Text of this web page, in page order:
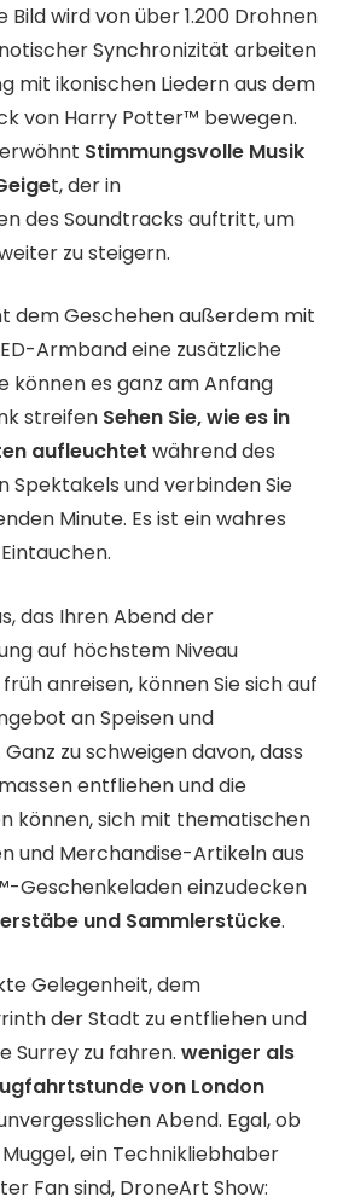
wird von über 1.200 Drohnen
Synchronizität arbeiten
mit ikonischen Liedern aus dem
von Harry Potter™ bewegen.
Stimmungsvolle Musik
t, der in
des Soundtracks auftritt, um
zu steigern.
dem Geschehen außerdem mit
Armband eine zusätzliche
können es ganz am Anfang
streifen Sehen Sie, wie es in
aufleuchtet während des
Spektakels und verbinden Sie
Minute. Es ist ein wahres
das Ihren Abend der
auf höchstem Niveau
anreisen, können Sie sich auf
an Speisen und
zu schweigen davon, dass
entfliehen und die
können, sich mit thematischen
und Merchandise-Artikeln aus
Geschenkeladen einzudecken
und Sammlerstücke.
Gelegenheit, dem
der Stadt zu entfliehen und
Surrey zu fahren. weniger als
von London
Abend. Egal, ob
ein Technikliebhaber
Fan sind, DroneArt Show: